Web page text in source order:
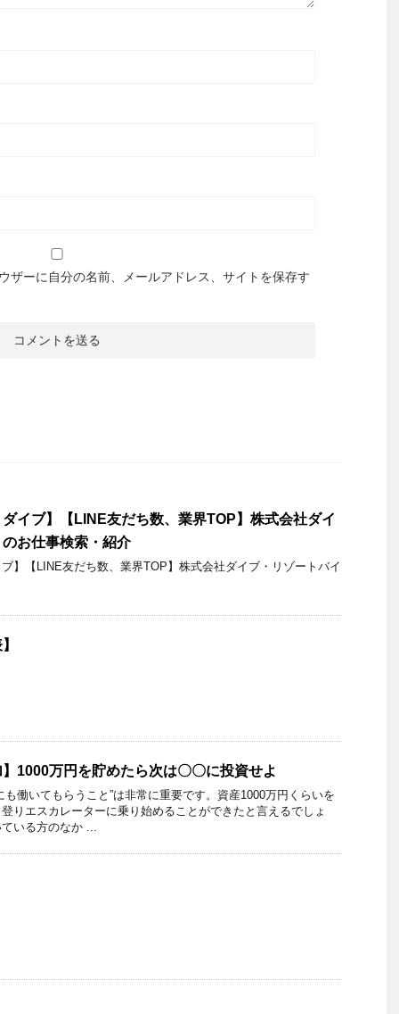
ザーに自分の名前、メールアドレス、サイトを保存す
イブ】【LINE友だち数、業界TOP】株式会社ダイ
お仕事検索・紹介
】【LINE友だち数、業界TOP】株式会社ダイブ・リゾートバイ
1000万円を貯めたら次は〇〇に投資せよ
も働いてもらうこと”は非常に重要です。資産1000万円くらいを
りエスカレーターに乗り始めることができたと言えるでしょ
いる方のなか ...